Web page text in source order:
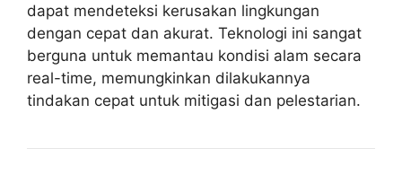
dapat mendeteksi kerusakan lingkungan
dengan cepat dan akurat. Teknologi ini sangat
berguna untuk memantau kondisi alam secara
real-time, memungkinkan dilakukannya
tindakan cepat untuk mitigasi dan pelestarian.